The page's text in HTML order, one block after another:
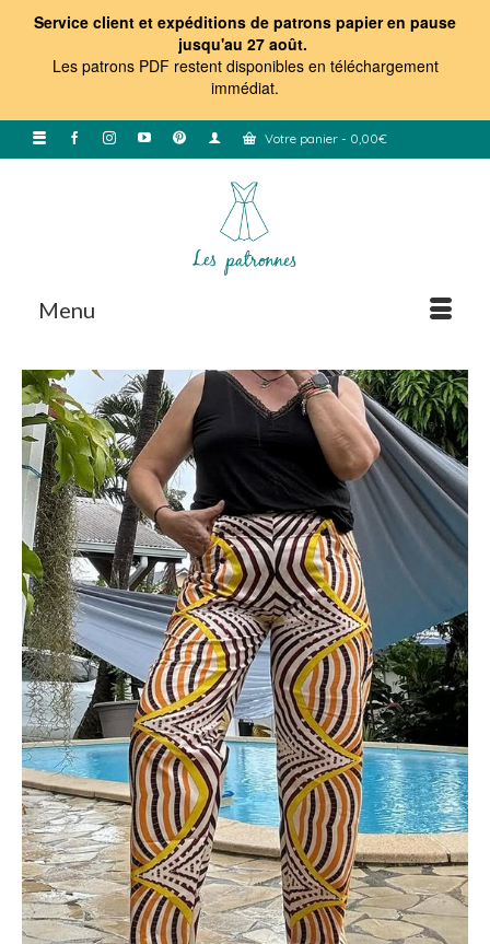
Service client et expéditions de patrons papier en pause
jusqu'au 27 août.
Les patrons PDF restent disponibles en téléchargement
immédiat.
Votre panier - 0,00€
Menu